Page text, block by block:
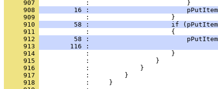
     907
     908
16 :
     909
     910
58 :                     if
     911
     912
58 :
     913
116 :
     914
     915
     916
     917
     918